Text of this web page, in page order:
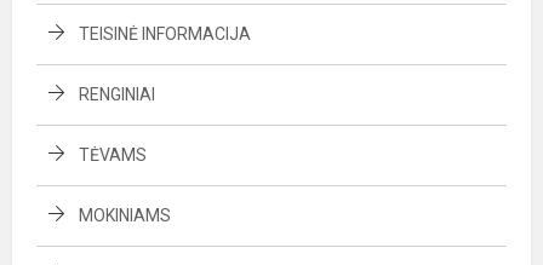
TEISINĖ INFORMACIJA
RENGINIAI
TĖVAMS
MOKINIAMS